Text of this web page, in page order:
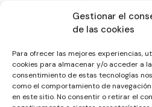
Gestionar el
de las cookies
Para ofrecer las mejores experiencias,
cookies para almacenar y/o acceder a
consentimiento de estas tecnologías
como el comportamiento de
en este sitio. No consentir o retirar el